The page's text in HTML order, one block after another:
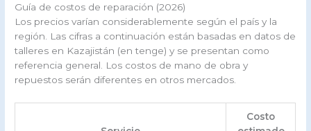
Guía de costos de reparación (2026)
Los precios varían considerablemente según el país y la
región. Las cifras a continuación están basadas en datos de
talleres en Kazajistán (en tenge) y se presentan como
referencia general. Los costos de mano de obra y
repuestos serán diferentes en otros mercados.
Costo